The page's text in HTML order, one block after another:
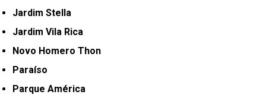
Jardim Stella
Jardim Vila Rica
Novo Homero Thon
Paraíso
Parque América